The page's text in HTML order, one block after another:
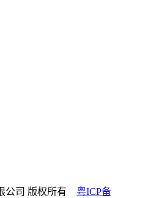
公司 版权所有 粤ICP备